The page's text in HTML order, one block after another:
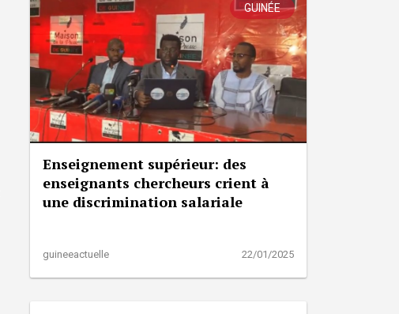
GUINÉE
Enseignement supérieur: des
enseignants chercheurs crient à
une discrimination salariale
guineeactuelle 22/01/2025